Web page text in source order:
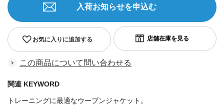
お気に入りに追加する
入荷お知らせを申込む
この商品について問い合わせる
関連 KEYWORD
トレーニングに最適なウーブンジャケット。